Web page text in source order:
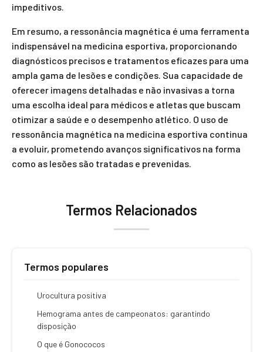
impeditivos.
Em resumo, a ressonância magnética é uma ferramenta
indispensável na medicina esportiva, proporcionando
diagnósticos precisos e tratamentos eficazes para uma
ampla gama de lesões e condições. Sua capacidade de
oferecer imagens detalhadas e não invasivas a torna
uma escolha ideal para médicos e atletas que buscam
otimizar a saúde e o desempenho atlético. O uso de
ressonância magnética na medicina esportiva continua
a evoluir, prometendo avanços significativos na forma
como as lesões são tratadas e prevenidas.
Termos Relacionados
Termos populares
Urocultura positiva
Hemograma antes de campeonatos: garantindo
disposição
O que é Gonococos